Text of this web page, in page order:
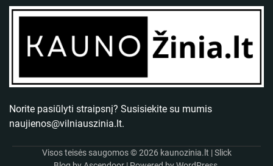
Norite pasiūlyti straipsnį? Susisiekite su mumis
naujienos@vilniauszinia.lt.
Visos teisės saugomos © 2026 kaunozinia.lt | Slick